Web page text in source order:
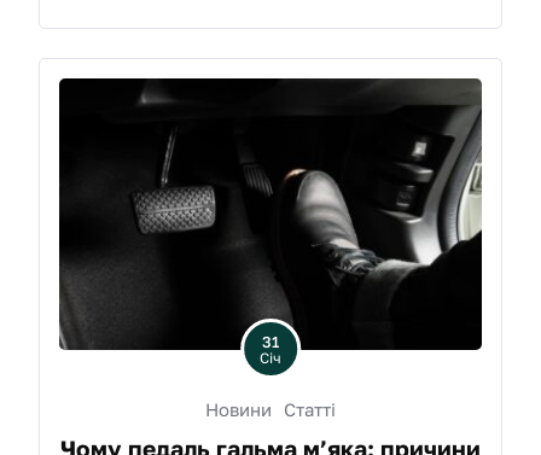
31
Січ
Новини Статті
Чому педаль гальма м’яка: причини